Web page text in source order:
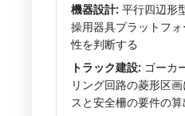
機器設計: 平行四辺形
操用器具プラットフ
性を判断する
トラック建設: ゴーカ
リング回路の菱形区
スと安全柵の要件の算